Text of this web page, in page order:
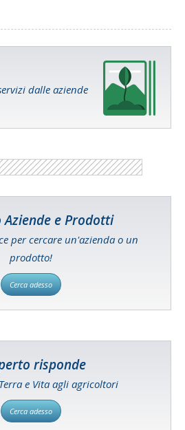
dalle aziende
Aziende e Prodotti
per cercare un'azienda o un
prodotto!
Cerca adesso
risponde
e Vita agli agricoltori
Cerca adesso